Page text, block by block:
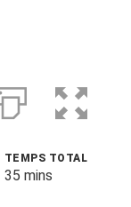
TEMPS TOTAL
35 mins